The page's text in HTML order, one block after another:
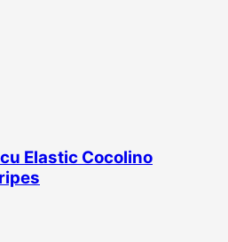
Elastic Cocolino